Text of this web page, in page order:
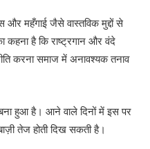
और महँगाई जैसे वास्तविक मुद्दों से
कहना है कि राष्ट्रगान और वंदे
करना समाज में अनावश्यक तनाव
बना हुआ है। आने वाले दिनों में इस पर
तेज होती दिख सकती है।